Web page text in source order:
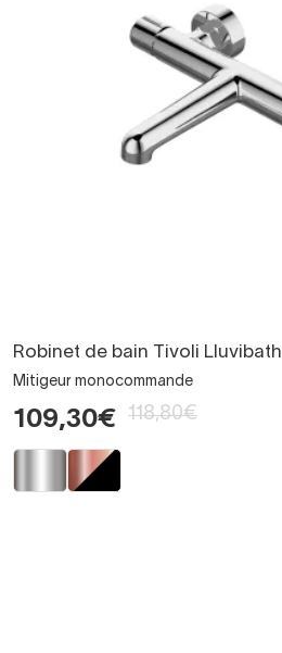
Robinet de bain Tivoli Lluvibath
Mitigeur monocommande
109,30€ 118,80€